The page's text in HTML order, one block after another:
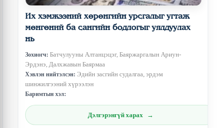
Их хэмжээний хөрөнгийн урсгалыг угтаж
мөнгөний ба сангийн бодлогыг уялдуулах
нь
Зохиогч: Батчулууны Алтанцэцэг, Баяржаргалын Ариун-
Эрдэнэ, Далхжавын Баярмаа
Хэвлэн нийтэлсэн: Эдийн засгийн судалгаа, эрдэм
шинжилгээний хүрээлэн
Баримтын хэл:
Дэлгэрэнгүй харах